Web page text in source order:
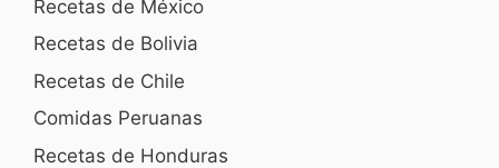
Recetas de México
Recetas de Bolivia
Recetas de Chile
Comidas Peruanas
Recetas de Honduras